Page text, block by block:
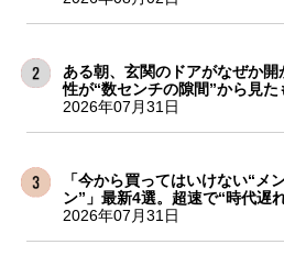
ある朝、玄関のドアがなぜか
性が“数センチの隙間”から見た
2026年07月31日
「今から買ってはいけない“メ
ン”」最新4選。超速で“時代遅
2026年07月31日